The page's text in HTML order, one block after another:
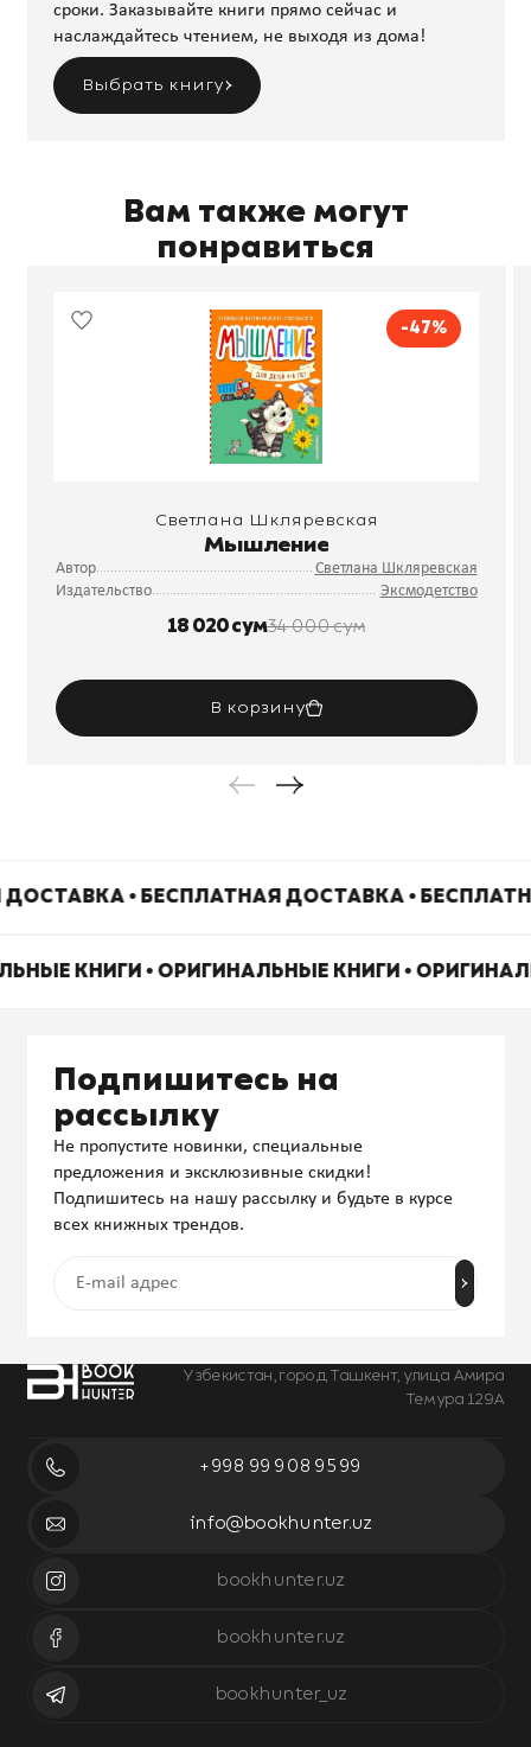
сроки. Заказывайте книги прямо сейчас и
наслаждайтесь чтением, не выходя из дома!
Выбрать книгу
Вам также могут
понравиться
-47%
Светлана Шкляревская
Мышление
Автор
Светлана Шкляревская
Издательство
Эксмодетство
18 020 сум34 000 сум
В корзину
• БЕСПЛАТНАЯ ДОСТАВКА •
КНИГИ • ОРИГИНАЛЬНЫЕ КНИГИ •
Узбекистан, город Ташкент, улица Амира
Темура 129А
+998 99 908 95 99
info@bookhunter.uz
bookhunter.uz
bookhunter.uz
bookhunter_uz
Подпишитесь на
рассылку
Не пропустите новинки, специальные
предложения и эксклюзивные скидки!
Подпишитесь на нашу рассылку и будьте в курсе
всех книжных трендов.